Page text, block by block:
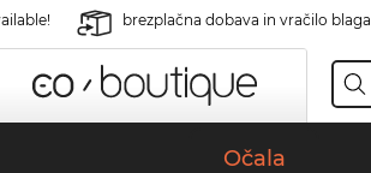
brezplačna dobava in vračilo blaga
Očala